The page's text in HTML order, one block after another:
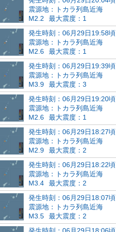
震源地：トカラ列島近海
M2.2
最大震度：1
発生時刻：06月29日19:58頃
震源地：トカラ列島近海
M2.6
最大震度：1
発生時刻：06月29日19:39頃
震源地：トカラ列島近海
M3.9
最大震度：3
発生時刻：06月29日19:20頃
震源地：トカラ列島近海
M2.6
最大震度：1
発生時刻：06月29日18:27頃
震源地：トカラ列島近海
M2.9
最大震度：2
発生時刻：06月29日18:22頃
震源地：トカラ列島近海
M3.4
最大震度：2
発生時刻：06月29日18:07頃
震源地：トカラ列島近海
M3.5
最大震度：2
発生時刻：06月29日18:06頃